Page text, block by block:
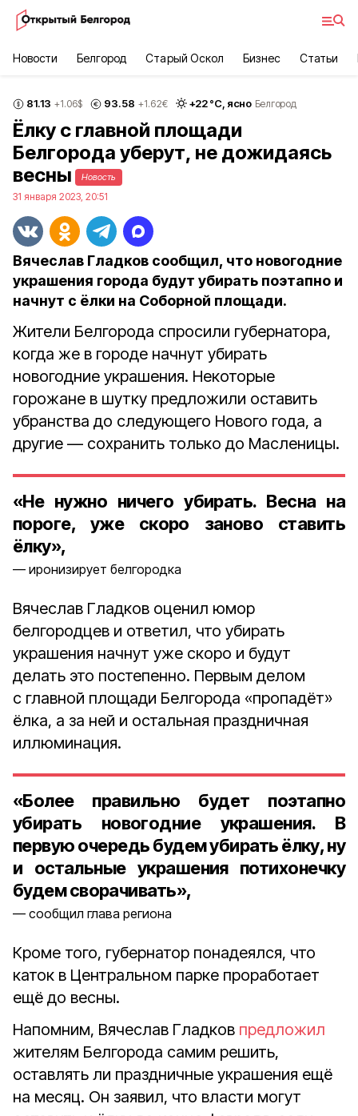
Новости Белгород Старый Оскол Бизнес Статьи
81.13 +1.06$ 93.58 +1.62€ +22°С, ясно Белгород
Ёлку с главной площади
Белгорода уберут, не дожидаясь
весны
Новость
31 января 2023, 20:51
Вячеслав Гладков сообщил, что новогодние
украшения города будут убирать поэтапно и
начнут с ёлки на Соборной площади.
Жители Белгорода спросили губернатора,
когда же в городе начнут убирать
новогодние украшения. Некоторые
горожане в шутку предложили оставить
убранства до следующего Нового года, а
другие — сохранить только до Масленицы.
«Не нужно ничего убирать. Весна на
пороге, уже скоро заново ставить
ёлку»,
иронизирует белгородка
Вячеслав Гладков оценил юмор
белгородцев и ответил, что убирать
украшения начнут уже скоро и будут
делать это постепенно. Первым делом
с главной площади Белгорода «пропадёт»
ёлка, а за ней и остальная праздничная
иллюминация.
«Более правильно будет поэтапно
убирать новогодние украшения. В
первую очередь будем убирать ёлку, ну
и остальные украшения потихонечку
будем сворачивать»,
сообщил глава региона
Кроме того, губернатор понадеялся, что
каток в Центральном парке проработает
ещё до весны.
Напомним, Вячеслав Гладков предложил
жителям Белгорода самим решить,
оставлять ли праздничные украшения ещё
на месяц. Он заявил, что власти могут